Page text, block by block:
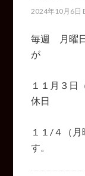
2024年10月6日
毎週 月曜
が
１１月３日
休日
１１/４（
す。